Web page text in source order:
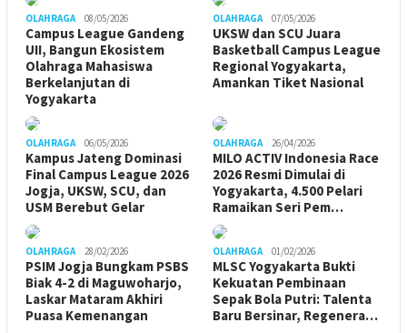
OLAHRAGA 08/05/2026
Campus League Gandeng
UII, Bangun Ekosistem
Olahraga Mahasiswa
Berkelanjutan di
Yogyakarta
OLAHRAGA 07/05/2026
UKSW dan SCU Juara
Basketball Campus League
Regional Yogyakarta,
Amankan Tiket Nasional
OLAHRAGA 06/05/2026
Kampus Jateng Dominasi
Final Campus League 2026
Jogja, UKSW, SCU, dan
USM Berebut Gelar
OLAHRAGA 26/04/2026
MILO ACTIV Indonesia Race
2026 Resmi Dimulai di
Yogyakarta, 4.500 Pelari
Ramaikan Seri Pem…
OLAHRAGA 28/02/2026
PSIM Jogja Bungkam PSBS
Biak 4-2 di Maguwoharjo,
Laskar Mataram Akhiri
Puasa Kemenangan
OLAHRAGA 01/02/2026
MLSC Yogyakarta Bukti
Kekuatan Pembinaan
Sepak Bola Putri: Talenta
Baru Bersinar, Regenera…